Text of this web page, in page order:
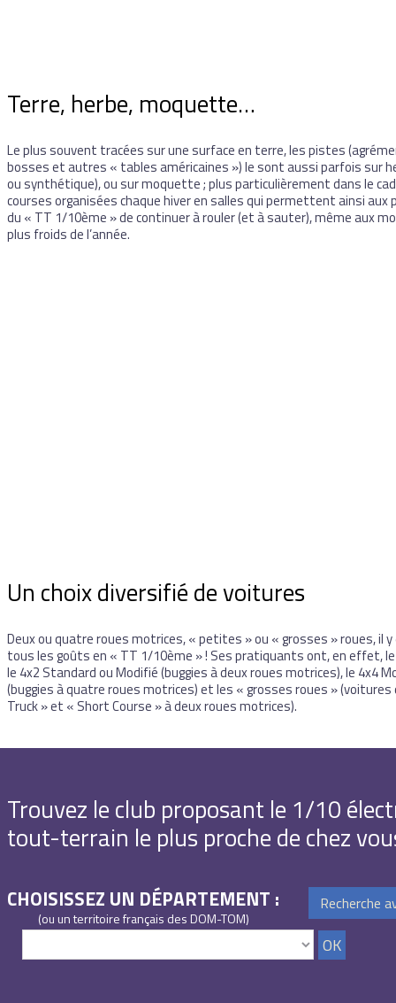
Terre, herbe, moquette…
Le plus souvent tracées sur une surface en terre, les pistes
bosses et autres « tables américaines ») le sont aussi parfois sur
ou synthétique), ou sur moquette ; plus particulièrement dans le
courses organisées chaque hiver en salles qui permettent ainsi
du « TT 1/10ème » de continuer à rouler (et à sauter), même aux
plus froids de l’année.
Un choix diversifié de voitures
Deux ou quatre roues motrices, « petites » ou « grosses » roues, il y
tous les goûts en « TT 1/10ème » ! Ses pratiquants ont, en effet,
le 4x2 Standard ou Modifié (buggies à deux roues motrices), le 4x4
(buggies à quatre roues motrices) et les « grosses roues »
Truck » et « Short Course » à deux roues motrices).
Trouvez le club proposant le 1/10
tout-terrain le plus proche de chez
Recherche
CHOISISSEZ UN DÉPARTEMENT :
(ou un territoire français des DOM-TOM)
OK